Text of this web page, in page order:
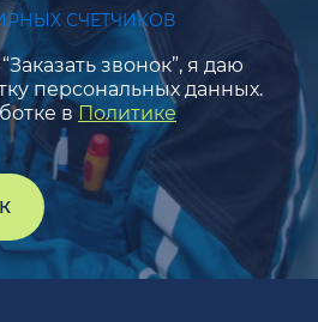
СЧЕТЧИКОВ
звонок”, я даю
персональных данных.
в Политике